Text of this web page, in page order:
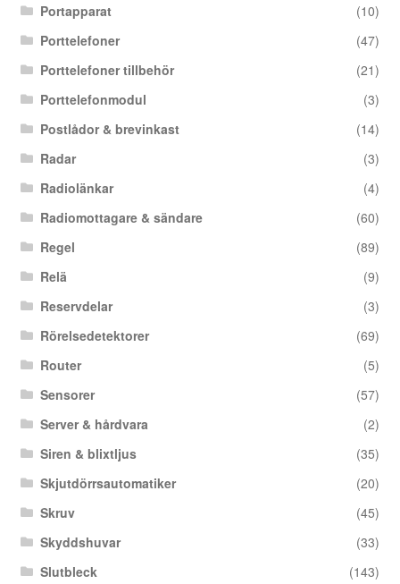
Portapparat
(10)
Porttelefoner
(47)
Porttelefoner tillbehör
(21)
Porttelefonmodul
(3)
Postlådor & brevinkast
(14)
Radar
(3)
Radiolänkar
(4)
Radiomottagare & sändare
(60)
Regel
(89)
Relä
(9)
Reservdelar
(3)
Rörelsedetektorer
(69)
Router
(5)
Sensorer
(57)
Server & hårdvara
(2)
Siren & blixtljus
(35)
Skjutdörrsautomatiker
(20)
Skruv
(45)
Skyddshuvar
(33)
Slutbleck
(143)